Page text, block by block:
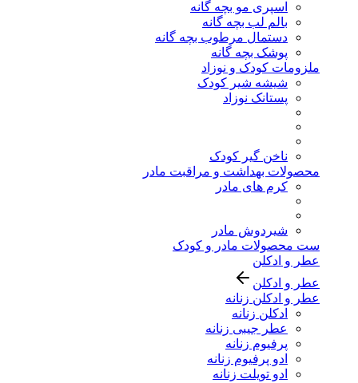
اسپری مو بچه گانه
بالم لب بچه گانه
دستمال مرطوب بچه گانه
پوشک بچه گانه
ملزومات کودک و نوزاد
شیشه شیر کودک
پستانک نوزاد
ناخن گیر کودک
محصولات بهداشت و مراقبت مادر
کرم های مادر
شیردوش مادر
ست محصولات مادر و کودک
عطر و ادکلن
عطر و ادکلن
عطر و ادکلن زنانه
ادکلن زنانه
عطر جیبی زنانه
پرفیوم زنانه
ادو پرفیوم زنانه
ادو تویلت زنانه